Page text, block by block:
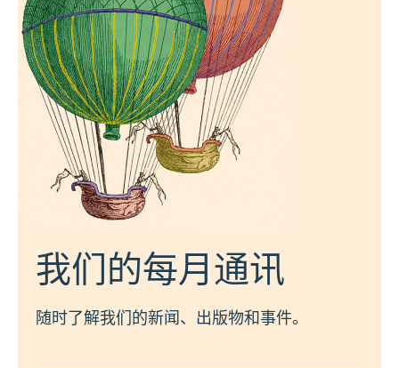
我们的每月通讯
随时了解我们的新闻、出版物和事件。